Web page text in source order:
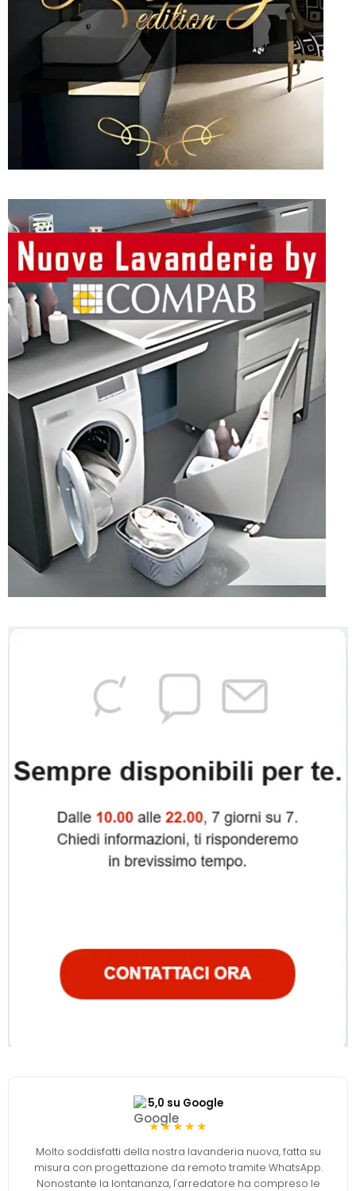
5,0 su Google
★★★★★
Molto soddisfatti della nostra lavanderia nuova, fatta su
misura con progettazione da remoto tramite WhatsApp.
Nonostante la lontananza, l'arredatore ha compreso le